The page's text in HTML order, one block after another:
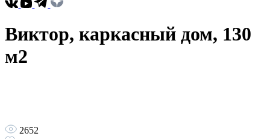
Виктор, каркасный дом, 130
м2
2652